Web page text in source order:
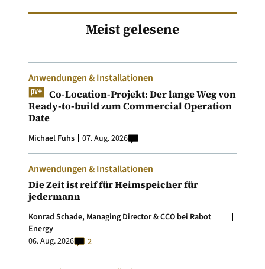
Meist gelesene
Anwendungen & Installationen
Co-Location-Projekt: Der lange Weg von
Ready-to-build zum Commercial Operation
Date
Michael Fuhs 07. Aug. 2026
Anwendungen & Installationen
Die Zeit ist reif für Heimspeicher für
jedermann
Konrad Schade, Managing Director & CCO bei Rabot
Energy
06. Aug. 2026
2